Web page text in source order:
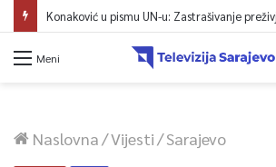
Konaković u pismu UN-u: Zastrašivanje
Meni
Naslovna/Vijesti/Sarajevo